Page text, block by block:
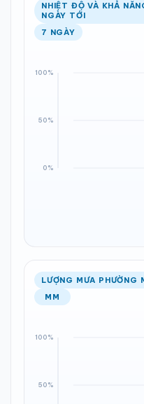
NHIỆT ĐỘ VÀ KHẢ
NGÀY TỚI
7 NGÀY
LƯỢNG MƯA PHƯỜNG
MM